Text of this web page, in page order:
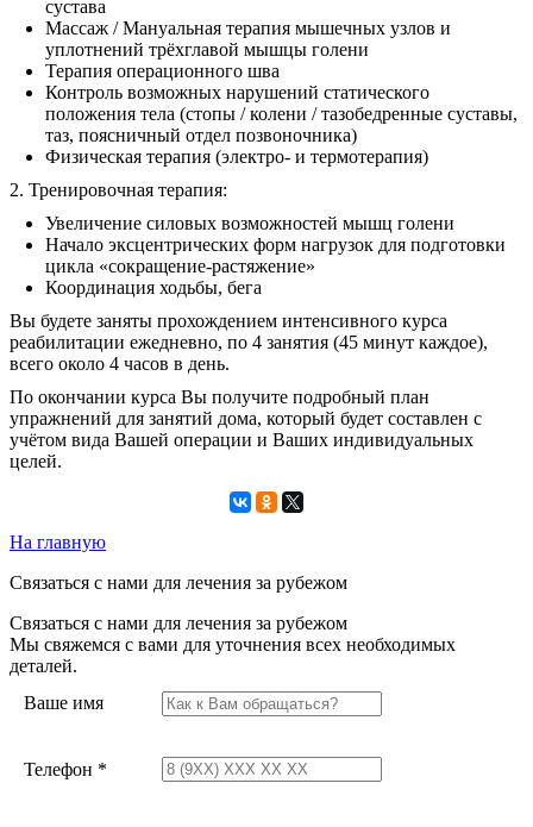
сустава
Массаж / Мануальная терапия мышечных узлов и
уплотнений трёхглавой мышцы голени
Терапия операционного шва
Контроль возможных нарушений статического
положения тела (стопы / колени / тазобедренные суставы,
таз, поясничный отдел позвоночника)
Физическая терапия (электро- и термотерапия)
2. Тренировочная терапия:
Увеличение силовых возможностей мышц голени
Начало эксцентрических форм нагрузок для подготовки
цикла «сокращение-растяжение»
Координация ходьбы, бега
Вы будете заняты прохождением интенсивного курса
реабилитации ежедневно, по 4 занятия (45 минут каждое),
всего около 4 часов в день.
По окончании курса Вы получите подробный план
упражнений для занятий дома, который будет составлен с
учётом вида Вашей операции и Ваших индивидуальных
целей.
На главную
Связаться с нами для лечения за рубежом
Связаться с нами для лечения за рубежом
Мы свяжемся с вами для уточнения всех необходимых
деталей.
Ваше имя
Телефон *